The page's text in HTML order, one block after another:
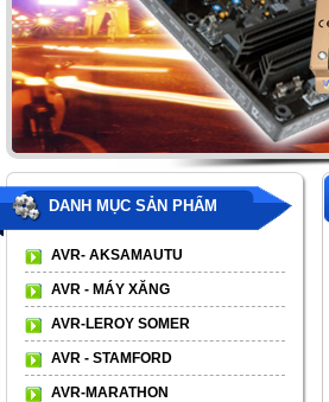
DANH MỤC SẢN PHẨM
AVR- AKSAMAUTU
AVR - MÁY XĂNG
AVR-LEROY SOMER
AVR - STAMFORD
AVR-MARATHON